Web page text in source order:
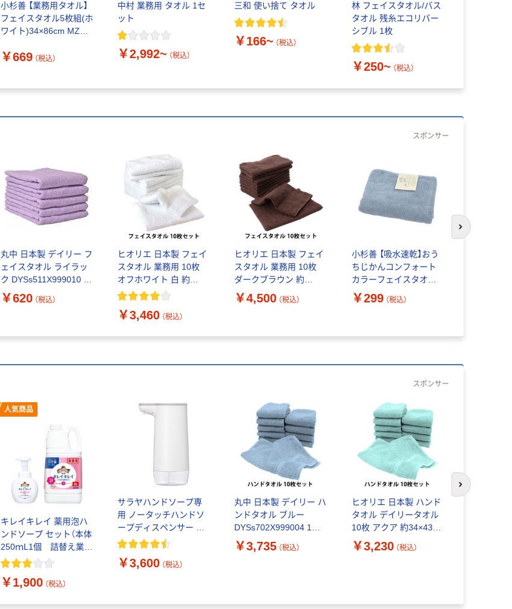
小杉善 【業務用タオル】
フェイスタオル5枚組(ホ
ワイト)34×86cm MZG-
（直送品）
￥669 （税込）
中村 業務用 タオル 1セ
ット
￥2,992~ （税込）
三和 使い捨て タオル
￥166~ （税込）
林 フェイスタオル/バス
タオル 残糸エコリバー
シブル 1枚
￥250~ （税込）
スポンサー
丸中 日本製 デイリー フ
ェイスタオル ライラッ
ク DYSs511X999010 1
枚
￥620 （税込）
ヒオリエ 日本製 フェイ
スタオル 業務用 10枚
オフホワイト 白 約
35×91cm タオル 260匁
乾 セット（直送品）
￥3,460 （税込）
ヒオリエ 日本製 フェイ
スタオル 業務用 10枚
ダークブラウン 約
35×91cm タオル 260匁
薄手 コンパクト 吸水 速
￥4,500 （税込）
小杉善 【吸水速乾】おう
ちじかんコンフォート
カラーフェイスタオル
(ブルー) OTZG-
288BL(5) 1枚入（直送
￥299 （税込）
次のスライド
スポンサー
人気商品
キレイキレイ 薬用泡ハ
ンドソープ セット（本体
250ｍL1個 詰替え業務
用２L 1個）
￥1,900 （税込）
サラヤハンドソープ専
用 ノータッチハンドソ
ープディスペンサー ウ
ォシュボン ハンドラボ
ヤ 【泡タイプ】
￥3,600 （税込）
丸中 日本製 デイリー ハ
ンドタオル ブルー
DYSs702X999004 1セ
ット(10枚)
￥3,735 （税込）
ヒオリエ 日本製 ハンド
タオル デイリータオル
10枚 アクア 約34×43cm
タオル 中厚 吸水 速乾
無地 お値打ち 泉州タオ
￥3,230 （税込）
次のスライド